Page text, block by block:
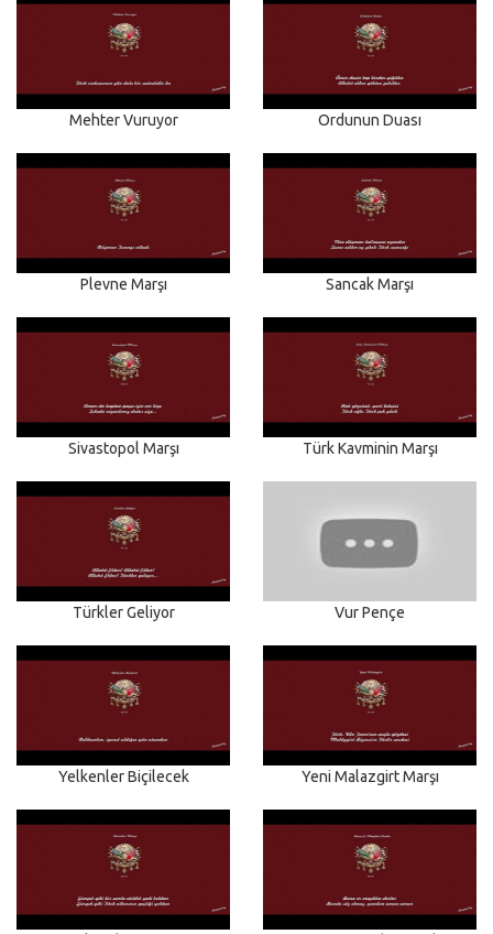
Mehter Vuruyor Ordunun Duası
Plevne Marşı Sancak Marşı
Sivastopol Marşı Türk Kavminin Marşı
Türkler Geliyor Vur Pençe
Yelkenler Biçilecek Yeni Malazgirt Marşı